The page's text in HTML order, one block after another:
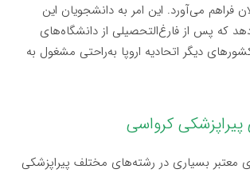
فراهم می‌آورد. این امر به دانشجویان این
که پس از فارغ‌التحصیلی از دانشگاه‌های
دیگر اتحادیه اروپا به‌راحتی مشغول به
معتبر بسیاری در رشته‌های مختلف پیراپزشکی